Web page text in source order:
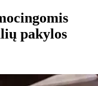
pakylos